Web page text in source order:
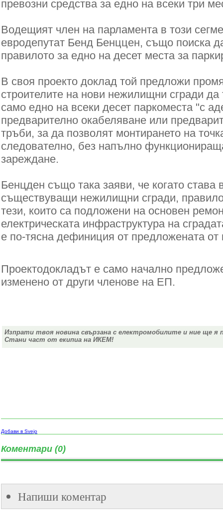
превозни средства за едно на всеки три
Водещият член на парламента в този
евродепутат Бенд Бенццен, също поиска
правилото за едно на десет места за
В своя проекто доклад той предложи
строителите на нови нежилищни сгради
само едно на всеки десет паркоместа "с
предварително окабеляване или
тръби, за да позволят монтирането на
следователно, без напълно
зареждане.
Бенцден също така заяви, че когато става
съществуващи нежилищни сгради,
тези, които са подложени на основен
електрическата инфраструктура на
е по-тясна дефиниция от предложената от
Проектодокладът е само начално
изменено от други членове на ЕП.
Изпрати твоя новина свързана с електромобилите и ние ще я
Стани част от екипиа на ИКЕМ!
Добави в Svejo
Коментари (0)
Напиши коментар